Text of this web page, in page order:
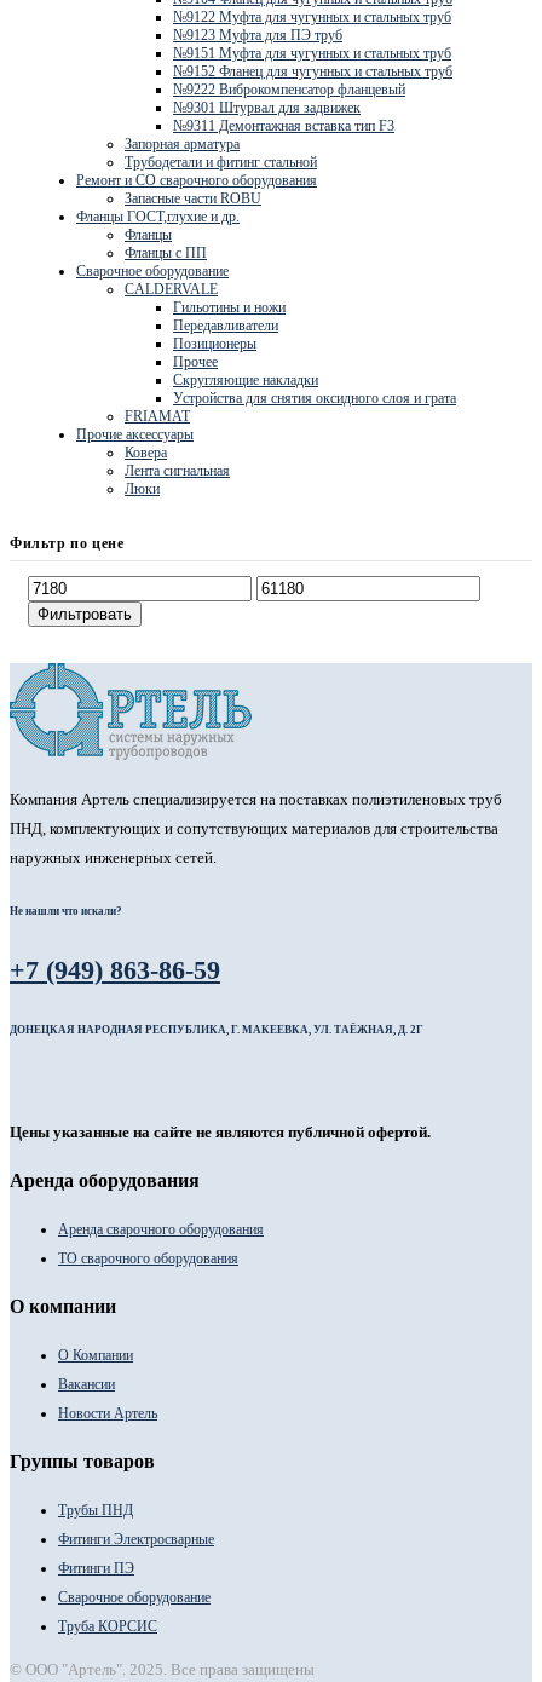
№9122 Муфта для чугунных и стальных труб
№9123 Муфта для ПЭ труб
№9151 Муфта для чугунных и стальных труб
№9152 Фланец для чугунных и стальных труб
№9222 Виброкомпенсатор фланцевый
№9301 Штурвал для задвижек
№9311 Демонтажная вставка тип F3
Запорная арматура
Трубодетали и фитинг стальной
Ремонт и СО сварочного оборудования
Запасные части ROBU
Фланцы ГОСТ,глухие и др.
Фланцы
Фланцы с ПП
Сварочное оборудование
CALDERVALE
Гильотины и ножи
Передавливатели
Позиционеры
Прочее
Скругляющие накладки
Устройства для снятия оксидного слоя и грата
FRIAMAT
Прочие аксессуары
Ковера
Лента сигнальная
Люки
Фильтр по цене
Фильтровать
Компания Артель специализируется на поставках полиэтиленовых труб
ПНД, комплектующих и сопутствующих материалов для строительства
наружных инженерных сетей.
Не нашли что искали?
+7 (949) 863-86-59
ДОНЕЦКАЯ НАРОДНАЯ РЕСПУБЛИКА, Г. МАКЕЕВКА, УЛ. ТАЁЖНАЯ, Д. 2Г
Цены указанные на сайте не являются публичной офертой.
Аренда оборудования
Аренда сварочного оборудования
ТО сварочного оборудования
О компании
О Компании
Вакансии
Новости Артель
Группы товаров
Трубы ПНД
Фитинги Электросварные
Фитинги ПЭ
Сварочное оборудование
Труба КОРСИС
© ООО "Артель". 2025. Все права защищены